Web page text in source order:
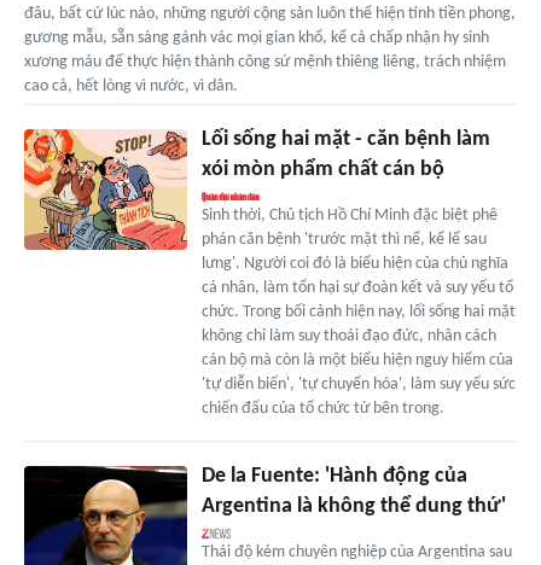
đâu, bất cứ lúc nào, những người cộng sản luôn thể hiện tính tiền phong,
gương mẫu, sẵn sàng gánh vác mọi gian khổ, kể cả chấp nhận hy sinh
xương máu để thực hiện thành công sứ mệnh thiêng liêng, trách nhiệm
cao cả, hết lòng vì nước, vì dân.
Lối sống hai mặt - căn bệnh làm
xói mòn phẩm chất cán bộ
Sinh thời, Chủ tịch Hồ Chí Minh đặc biệt phê
phán căn bệnh 'trước mặt thì nể, kể lể sau
lưng'. Người coi đó là biểu hiện của chủ nghĩa
cá nhân, làm tổn hại sự đoàn kết và suy yếu tổ
chức. Trong bối cảnh hiện nay, lối sống hai mặt
không chỉ làm suy thoái đạo đức, nhân cách
cán bộ mà còn là một biểu hiện nguy hiểm của
'tự diễn biến', 'tự chuyển hóa', làm suy yếu sức
chiến đấu của tổ chức từ bên trong.
De la Fuente: 'Hành động của
Argentina là không thể dung thứ'
Thái độ kém chuyên nghiệp của Argentina sau